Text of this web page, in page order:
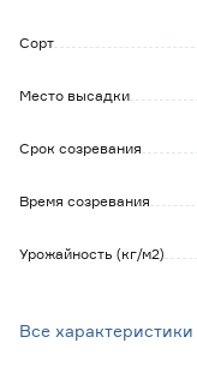
Сорт
Место высадки
Срок созревания
Время созревания
Урожайность (кг/м2)
Все характеристики